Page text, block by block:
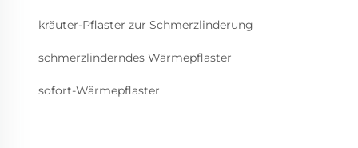
kräuter-Pflaster zur Schmerzlinderung
schmerzlinderndes Wärmepflaster
sofort-Wärmepflaster